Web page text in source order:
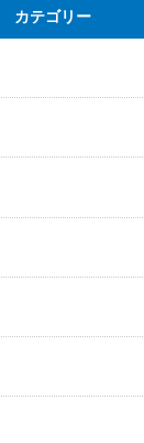
カテゴリー